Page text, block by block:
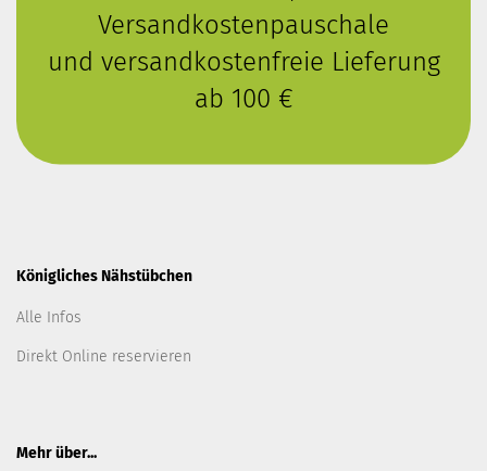
Versandkostenpauschale
und versandkostenfreie Lieferung
ab 100 €
Königliches Nähstübchen
Alle Infos
Direkt Online reservieren
Mehr über...